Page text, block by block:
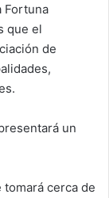
Fortuna
que el
de
un
cerca de